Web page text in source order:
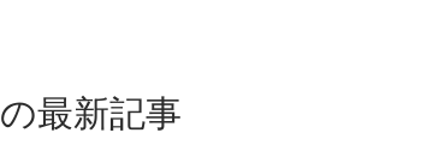
の最新記事